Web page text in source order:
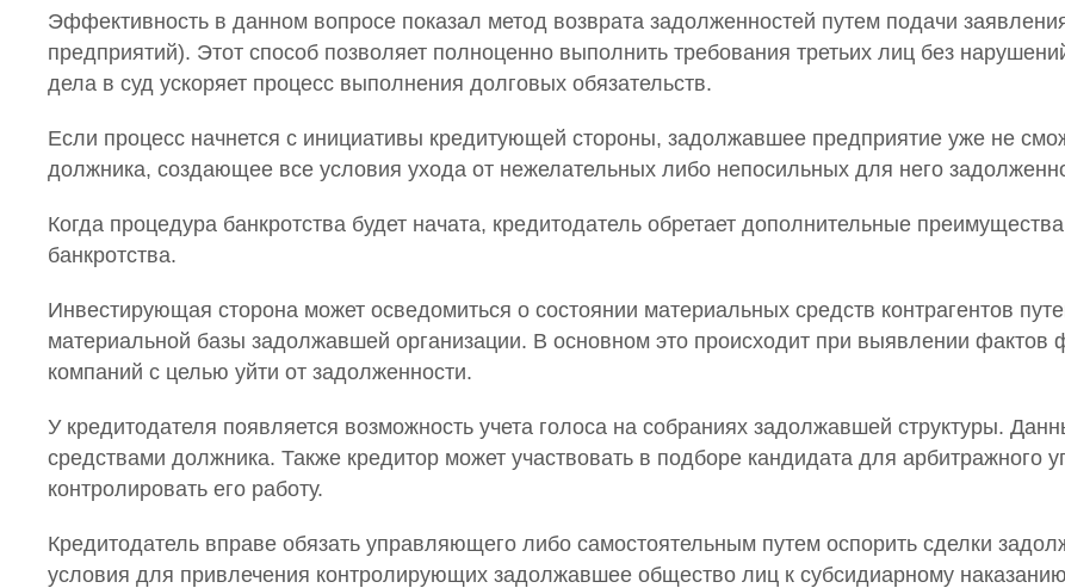
Эффективность в данном вопросе показал метод возврата задолженностей путем подачи
предприятий). Этот способ позволяет полноценно выполнить требования третьих лиц без
дела в суд ускоряет процесс выполнения долговых обязательств.
Если процесс начнется с инициативы кредитующей стороны, задолжавшее предприятие уже не
должника, создающее все условия ухода от нежелательных либо непосильных для него
Когда процедура банкротства будет начата, кредитодатель обретает дополнительные
банкротства.
Инвестирующая сторона может осведомиться о состоянии материальных средств контрагентов
материальной базы задолжавшей организации. В основном это происходит при выявлении фактов
компаний с целью уйти от задолженности.
У кредитодателя появляется возможность учета голоса на собраниях задолжавшей структуры.
средствами должника. Также кредитор может участвовать в подборе кандидата для
контролировать его работу.
Кредитодатель вправе обязать управляющего либо самостоятельным путем оспорить сделки
условия для привлечения контролирующих задолжавшее общество лиц к субсидиарному